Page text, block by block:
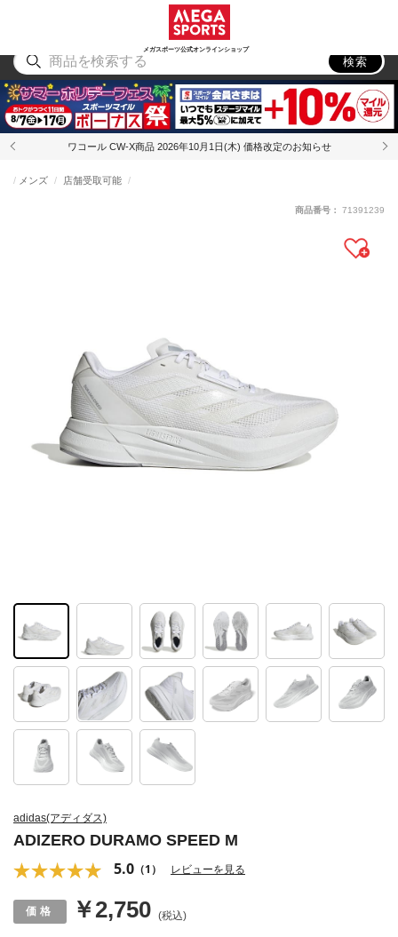
メガスポーツ公式オンラインショップ
アウトドア
検索
ワコール CW-X商品 2026年10月1日(木) 価格改定のお知らせ
adidas(アディダス)
ADIZERO DURAMO SPEED M
5.0 （1） レビューを見る
メンズ 店舗受取可能
￥2,750 (税込)
商品番号： 71391239